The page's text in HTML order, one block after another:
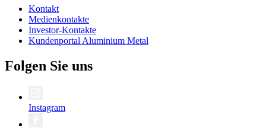
Kontakt
Medienkontakte
Investor-Kontakte
Kundenportal Aluminium Metal
Folgen Sie uns
Instagram